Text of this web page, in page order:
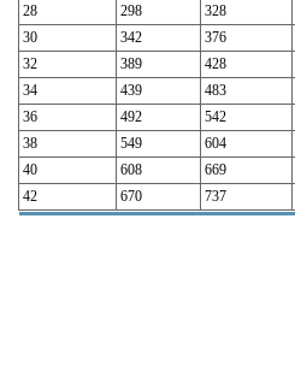
28
298 328
30
342 376
32
389 428
34
439 483
36
492 542
38
549 604
40
608 669
42
670 737